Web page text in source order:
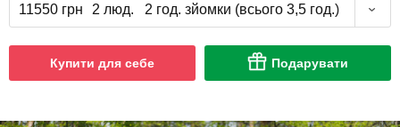
11550 грн 2 люд. 2 год. зйомки (всього 3,5 год.)
Купити для себе Подарувати